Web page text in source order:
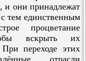
и они принадлежат
тем единственным
процветание
вскрыть их
переходе этих